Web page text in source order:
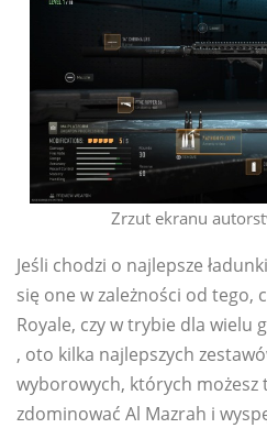
Zrzut ekranu
Jeśli chodzi o najlepsze
się one w zależności od tego,
Royale, czy w trybie dla wielu
, oto kilka najlepszych
wyborowych, których możesz
zdominować Al Mazrah i